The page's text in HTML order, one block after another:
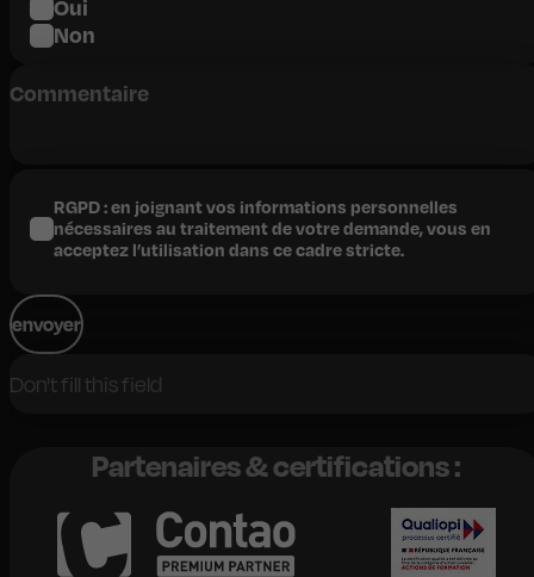
Oui
Non
Commentaire
RGPD : en joignant vos informations personnelles
nécessaires au traitement de votre demande, vous en
acceptez l’utilisation dans ce cadre stricte.
envoyer
Partenaires & certifications :